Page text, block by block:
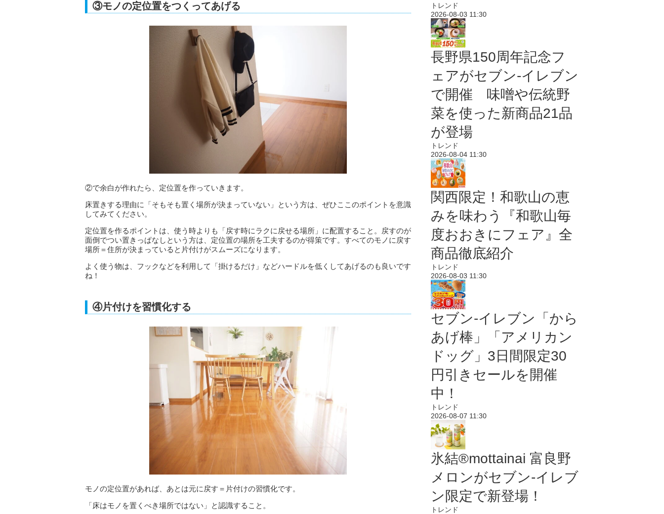
③モノの定位置をつくってあげる
②で余白が作れたら、定位置を作っていきます。
床置きする理由に「そもそも置く場所が決まっていない」という方は、ぜひここのポイントを意識
してみてください。
定位置を作るポイントは、使う時よりも「戻す時にラクに戻せる場所」に配置すること。
戻すのが
面倒でつい置きっぱなしという方は、定位置の場所を工夫するのが得策です。 すべてのモノに戻す
場所＝住所が決まっていると片付けがスムーズになります。
よく使う物は、フックなどを利用して「掛けるだけ」などハードルを低くしてあげるのも良いです
ね！
④片付けを習慣化する
モノの定位置があれば、あとは元に戻す＝片付けの習慣化です。
「床はモノを置くべき場所ではない」と認識すること。
トレンド
2026-08-03 11:30
長野県150周年記念フ
ェアがセブン-イレブン
で開催 味噌や伝統野
菜を使った新商品21品
が登場
トレンド
2026-08-04 11:30
関西限定！和歌山の恵
みを味わう『和歌山毎
度おおきにフェア』全
商品徹底紹介
トレンド
2026-08-03 11:30
セブン‐イレブン「から
あげ棒」「アメリカン
ドッグ」3日間限定30
円引きセールを開催
中！
トレンド
2026-08-07 11:30
氷結®mottainai 富良野
メロンがセブン‐イレブ
ン限定で新登場！
トレンド